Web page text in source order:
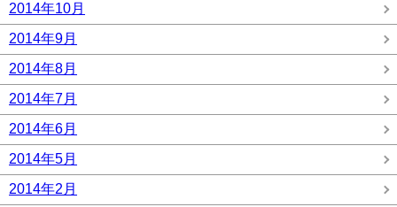
2014年10月
2014年9月
2014年8月
2014年7月
2014年6月
2014年5月
2014年2月